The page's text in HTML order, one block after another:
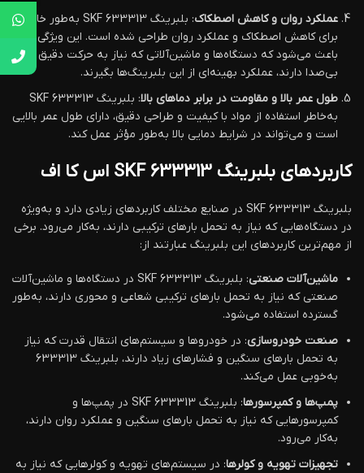
عملکرد روان و کاهش اصطکاک
: بلبرینگ 633313 SKF به‌طور خاص
برای کاهش اصطکاک و عملکرد روان طراحی شده است. این ویژگی
باعث می‌شود که دستگاه‌ها و ماشین‌آلاتی که نیاز به حرکت دقیق و
بی‌صدا دارند، عملکرد بهینه‌ای از این بلبرینگ‌ها بگیرند.
طول عمر بالا و مقاومت در برابر دماهای بالا
: بلبرینگ 633313 SKF
به‌خاطر استفاده از مواد با کیفیت و طراحی دقیق، دارای طول عمر بالایی
است و می‌تواند در شرایط دمایی بالا به‌طور مؤثر عمل کند.
کاربردهای بلبرینگ 633313 SKF اس کا اف
بلبرینگ 633313 SKF در صنایع مختلف کاربردهای زیادی دارد و به‌ویژه
در دستگاه‌هایی که نیاز به تحمل بارهای ترکیبی دارند، به‌کار می‌رود. برخی
از مهم‌ترین کاربردهای این بلبرینگ عبارتند از:
ماشین‌آلات صنعتی
: بلبرینگ 633313 SKF در دستگاه‌ها و ماشین‌آلات
صنعتی که نیاز به تحمل بارهای ترکیبی شعاعی و محوری دارند، به‌طور
گسترده استفاده می‌شود.
صنعت خودروسازی: در خودروها و سیستم‌های انتقال قدرت که نیاز
به تحمل بارهای سنگین و فشارهای زیاد دارند، بلبرینگ 633313
به‌خوبی عمل می‌کند.
پمپ‌ها و کمپرسورها
: بلبرینگ 633313 SKF در پمپ‌ها و
کمپرسورهایی که نیاز به تحمل بارهای سنگین و عملکرد روان دارند،
به‌کار می‌رود.
تجهیزات تهویه و کولرها: در سیستم‌های تهویه و کولرهایی که نیاز به